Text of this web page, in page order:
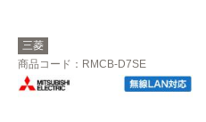
三菱
商品コード ：RMCB-D7SE